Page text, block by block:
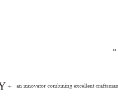
an innovator combining excellent